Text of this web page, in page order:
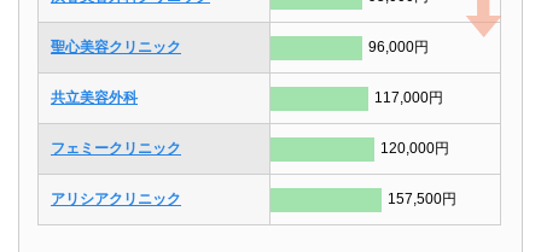
聖心美容クリニック 96,000円
共立美容外科 117,000円
フェミークリニック 120,000円
アリシアクリニック 157,500円